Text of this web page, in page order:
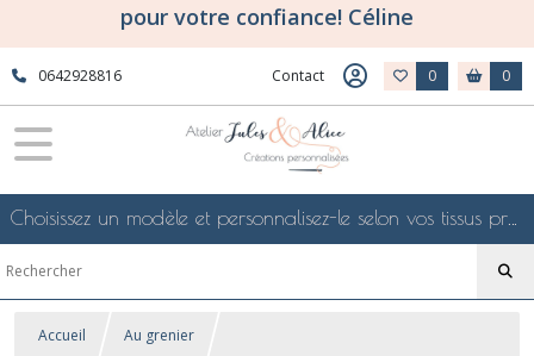
pour votre confiance! Céline
0642928816 Contact 0 0
Choisissez un modèle et personnalisez-le selon vos tissus préférés de mes collections en ligne, je le confectionnerai selon vos souhaits
Accueil Au grenier